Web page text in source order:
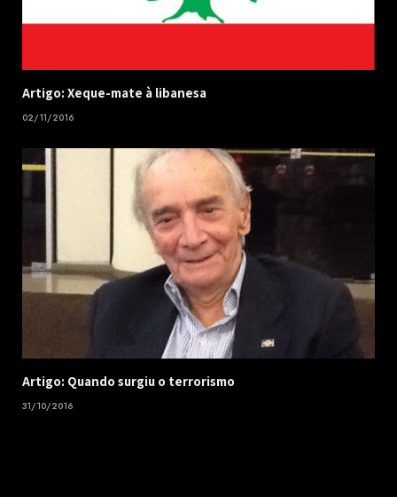
Artigo: Xeque-mate à libanesa
02/11/2016
Artigo: Quando surgiu o terrorismo
31/10/2016